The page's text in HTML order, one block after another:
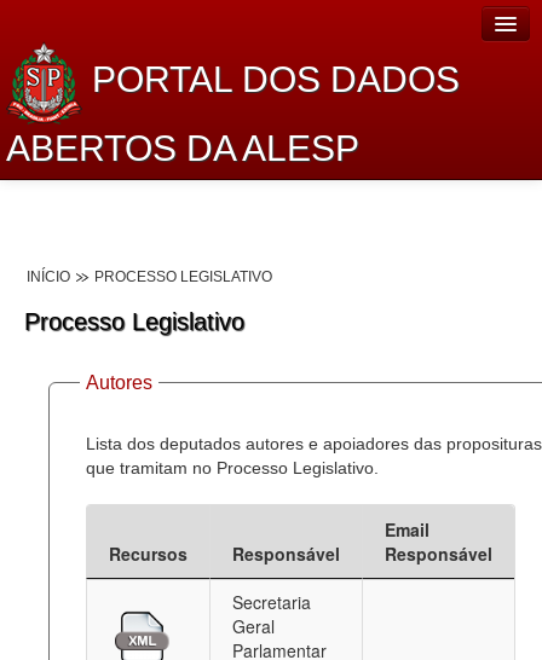
PORTAL DOS DADOS
ABERTOS DA ALESP
Lei de Acesso à Informação
Dados Governamentais Abertos
Planejamento
Catálogo de dados
Deputados Estaduais
Administração
INÍCIO PROCESSO LEGISLATIVO
Processo Legislativo
Autores
Lista dos deputados autores e apoiadores das proposituras
que tramitam no Processo Legislativo.
Recursos Responsável
Email
Responsável
Secretaria
Geral
Parlamentar